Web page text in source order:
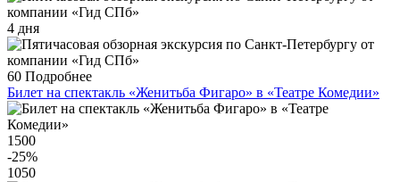
4 дня
60 Подробнее
Билет на спектакль «Женитьба Фигаро» в «Театре Комедии»
1500
-25%
1050